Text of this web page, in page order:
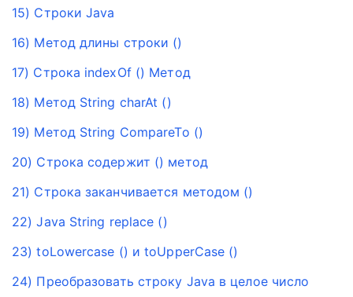
15) Строки Java
16) Метод длины строки ()
17) Строка indexOf () Метод
18) Метод String charAt ()
19) Метод String CompareTo ()
20) Строка содержит () метод
21) Строка заканчивается методом ()
22) Java String replace ()
23) toLowercase () и toUpperCase ()
24) Преобразовать строку Java в целое число